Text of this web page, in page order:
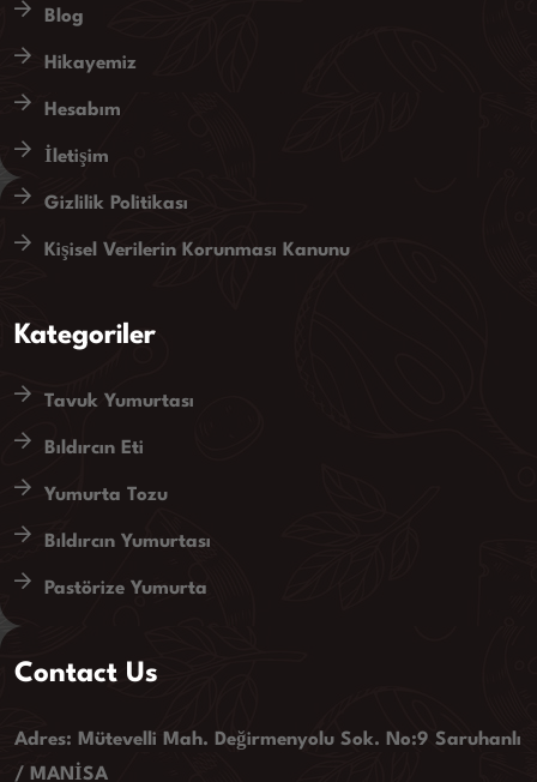
Blog
Hikayemiz
Hesabım
İletişim
Gizlilik Politikası
Kişisel Verilerin Korunması Kanunu
Kategoriler
Tavuk Yumurtası
Bıldırcın Eti
Yumurta Tozu
Bıldırcın Yumurtası
Pastörize Yumurta
Contact Us
Adres: Mütevelli Mah. Değirmenyolu Sok. No:9 Saruhanlı
/ MANİSA